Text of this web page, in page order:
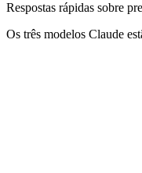
Respostas rápidas sobre
Os três modelos Claude